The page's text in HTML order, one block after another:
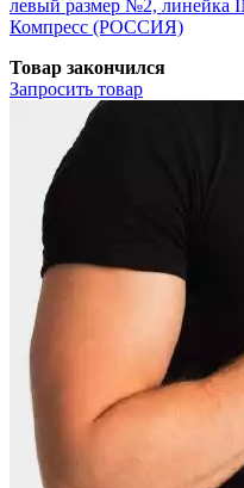
левый размер №2, линейка
Компресс (РОССИЯ)
Товар закончился
Запросить товар